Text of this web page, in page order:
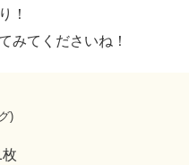
！
みてくださいね！
)
枚